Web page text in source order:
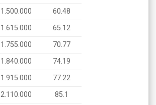
1.500.000
60.48
1.615.000
65.12
1.755.000
70.77
1.840.000
74.19
1.915.000
77.22
2.110.000
85.1